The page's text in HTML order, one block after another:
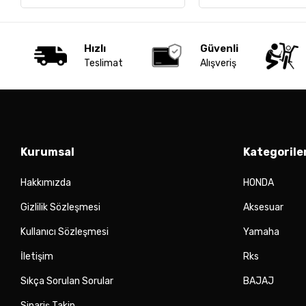
Hızlı
Teslimat
Güvenli
Alışveriş
Kurumsal
Hakkımızda
Gizlilik Sözleşmesi
Kullanıcı Sözleşmesi
İletişim
Sıkça Sorulan Sorular
HONDA
Aksesuar
Yamaha
Rks
BAJAJ